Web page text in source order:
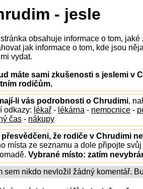
- jesle
obsahuje informace o tom,
jak informace o tom, kde jsou
vydat.
máte sami zkušenosti s jeslemi v
rodičům.
li vás podrobnosti o Chrudimi,
odkazy: lékař - lékárna - nemocnice -
čas - nákupy
že rodiče v Chrudimi
místa ze seznamu a dole připojte
Vybrané místo: zatím
sem nikdo nevložil žádný komentář.